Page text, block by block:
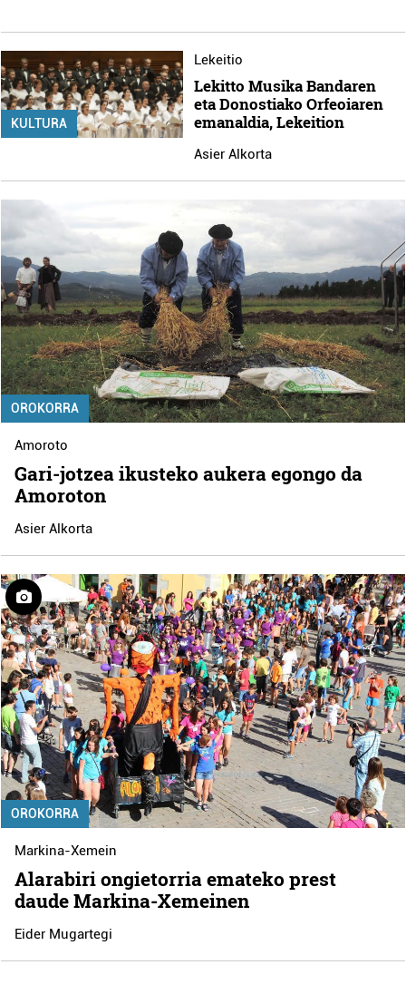
KULTURA
Lekeitio
Lekitto Musika Bandaren
eta Donostiako Orfeoiaren
emanaldia, Lekeition
Asier Alkorta
OROKORRA
Amoroto
Gari-jotzea ikusteko aukera egongo da
Amoroton
Asier Alkorta
OROKORRA
Markina-Xemein
Alarabiri ongietorria emateko prest
daude Markina-Xemeinen
Eider Mugartegi